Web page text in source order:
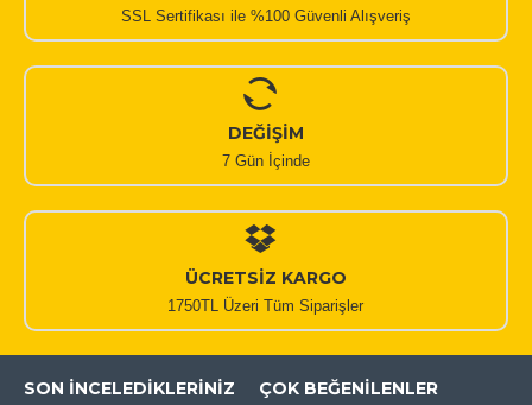
SSL Sertifikası ile %100 Güvenli Alışveriş
DEĞİŞİM
7 Gün İçinde
ÜCRETSİZ KARGO
1750TL Üzeri Tüm Siparişler
SON İNCELEDIKLERINIZ ÇOK BEĞENILENLER